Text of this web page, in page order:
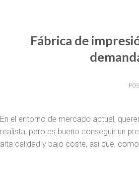
Fábrica de
En el entorno de mercado actual,
realista, pero es bueno conseguir un
alta calidad y bajo coste, así que,